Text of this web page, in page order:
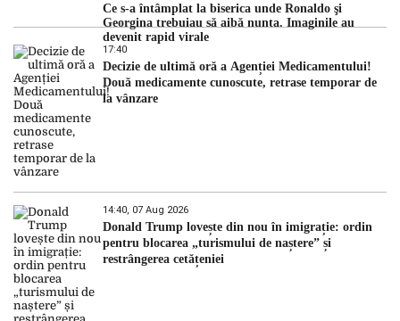
Ce s-a întâmplat la biserica unde Ronaldo şi
Georgina trebuiau să aibă nunta. Imaginile au
devenit rapid virale
17:40
Decizie de ultimă oră a Agenției Medicamentului!
Două medicamente cunoscute, retrase temporar de
la vânzare
14:40, 07 Aug 2026
Donald Trump lovește din nou în imigrație: ordin
pentru blocarea „turismului de naștere” și
restrângerea cetățeniei